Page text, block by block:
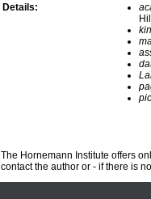
Details:
The Hornemann Institute offers
contact the author or - if there is